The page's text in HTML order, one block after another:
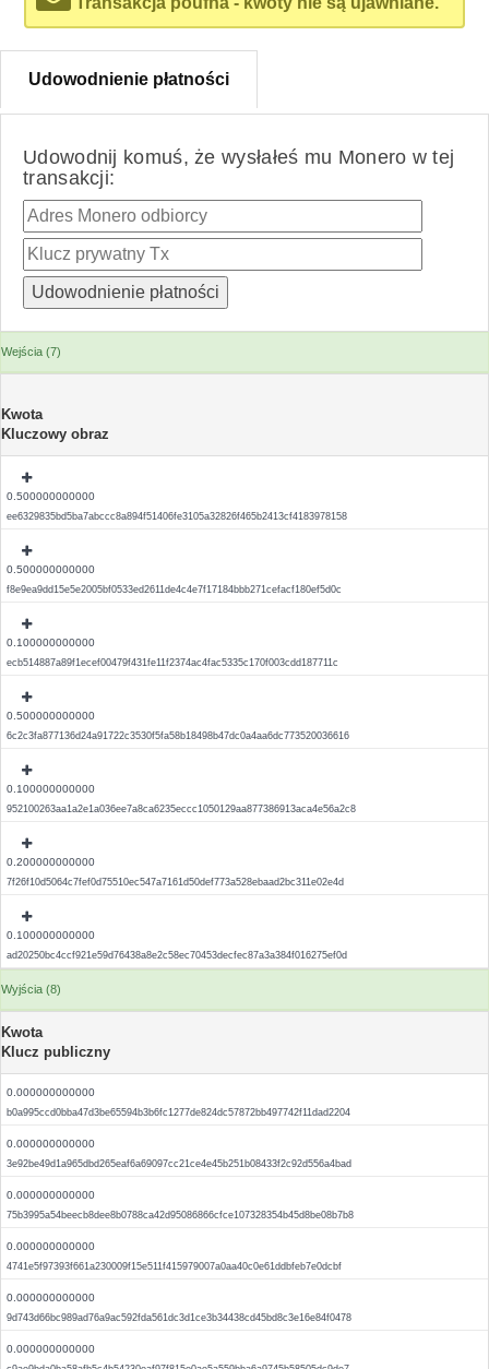
Udowodnienie płatności
Udowodnij komuś, że wysłałeś mu Monero w tej
transakcji:
Wejścia (7)
Kwota
Kluczowy obraz
0.500000000000
ee6329835bd5ba7abccc8a894f51406fe3105a32826f465b2413cf4183978158
0.500000000000
f8e9ea9dd15e5e2005bf0533ed2611de4c4e7f17184bbb271cefacf180ef5d0c
0.100000000000
ecb514887a89f1ecef00479f431fe11f2374ac4fac5335c170f003cdd187711c
0.500000000000
6c2c3fa877136d24a91722c3530f5fa58b18498b47dc0a4aa6dc773520036616
0.100000000000
952100263aa1a2e1a036ee7a8ca6235eccc1050129aa877386913aca4e56a2c8
0.200000000000
7f26f10d5064c7fef0d75510ec547a7161d50def773a528ebaad2bc311e02e4d
0.100000000000
ad20250bc4ccf921e59d76438a8e2c58ec70453decfec87a3a384f016275ef0d
Wyjścia (8)
Kwota
Klucz publiczny
0.000000000000
b0a995ccd0bba47d3be65594b3b6fc1277de824dc57872bb497742f11dad2204
0.000000000000
3e92be49d1a965dbd265eaf6a69097cc21ce4e45b251b08433f2c92d556a4bad
0.000000000000
75b3995a54beecb8dee8b0788ca42d95086866cfce107328354b45d8be08b7b8
0.000000000000
4741e5f97393f661a230009f15e511f415979007a0aa40c0e61ddbfeb7e0dcbf
0.000000000000
9d743d66bc989ad76a9ac592fda561dc3d1ce3b34438cd45bd8c3e16e84f0478
0.000000000000